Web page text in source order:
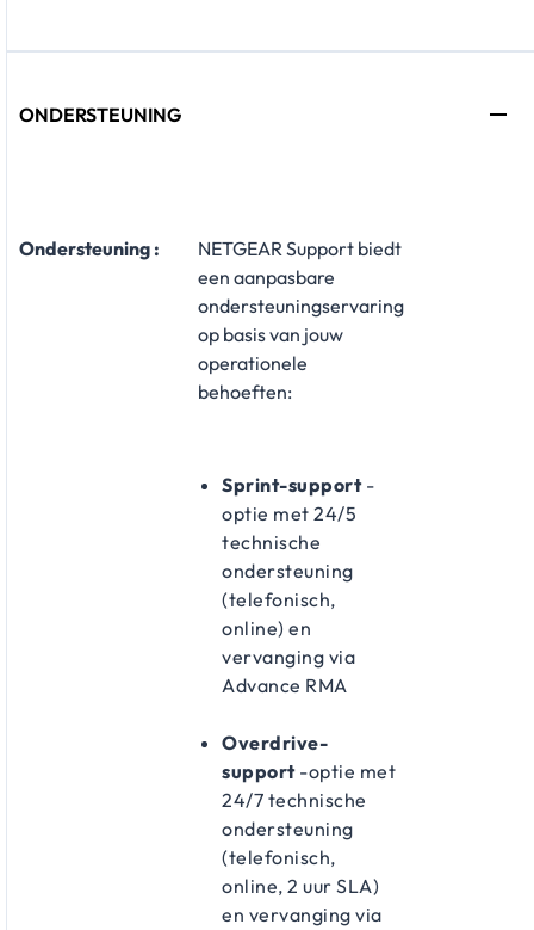
ONDERSTEUNING
​Ondersteuning :
NETGEAR Support biedt
een aanpasbare
ondersteuningservaring
op basis van jouw
operationele
behoeften:
Sprint-support -
optie met 24/5
technische
ondersteuning
(telefonisch,
online) en
vervanging via
Advance RMA
Overdrive-
support -optie met
24/7 technische
ondersteuning
(telefonisch,
online, 2 uur SLA)
en vervanging via